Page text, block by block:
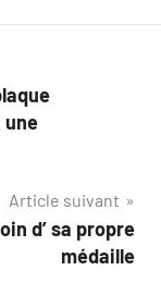
une
Article suivant
d’ sa propre
médaille